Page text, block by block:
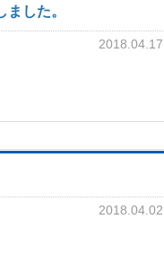
した。
2018.04.17
2018.04.02